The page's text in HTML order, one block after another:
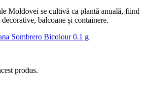
Moldovei se cultivă ca plantă anuală, fiind
balcoane și containere.
Sombrero Bicolour 0.1 g
produs.